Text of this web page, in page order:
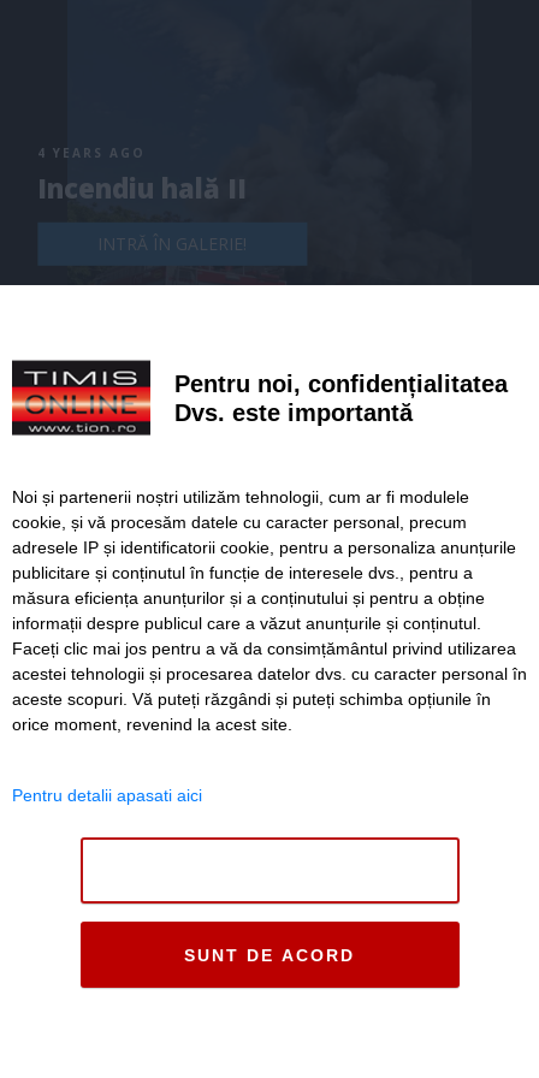
4 YEARS AGO
Incendiu hală II
INTRĂ ÎN GALERIE!
Pentru noi, confidențialitatea
Dvs. este importantă
Noi și partenerii noștri utilizăm tehnologii, cum ar fi modulele
cookie, și vă procesăm datele cu caracter personal, precum
adresele IP și identificatorii cookie, pentru a personaliza anunțurile
publicitare și conținutul în funcție de interesele dvs., pentru a
măsura eficiența anunțurilor și a conținutului și pentru a obține
informații despre publicul care a văzut anunțurile și conținutul.
Faceți clic mai jos pentru a vă da consimțământul privind utilizarea
acestei tehnologii și procesarea datelor dvs. cu caracter personal în
aceste scopuri. Vă puteți răzgândi și puteți schimba opțiunile în
orice moment, revenind la acest site.
Pentru detalii apasati aici
SUNT DE ACORD